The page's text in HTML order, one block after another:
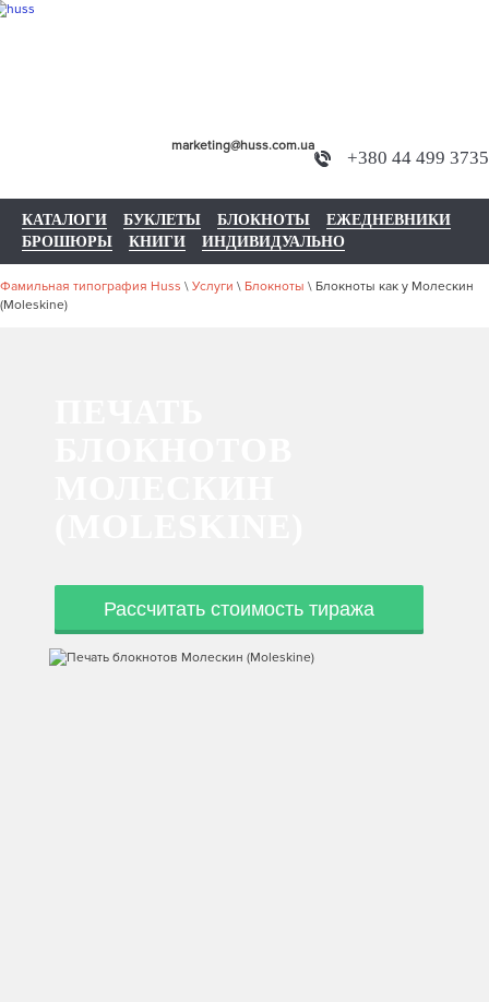
+380 44 499 3735
marketing@huss.com.ua
КАТАЛОГИ БУКЛЕТЫ БЛОКНОТЫ
ЕЖЕДНЕВНИКИ
БРОШЮРЫ
КНИГИ ИНДИВИДУАЛЬНО
Фамильная типография Huss \ Услуги \ Блокноты \ Блокноты как у Молескин
(Moleskine)
Рассчитать стоимость тиража